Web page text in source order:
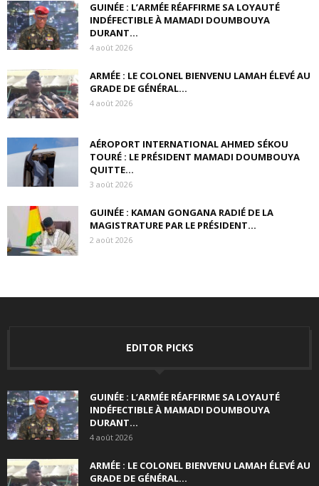
GUINÉE : L’ARMÉE RÉAFFIRME SA LOYAUTÉ
INDÉFECTIBLE À MAMADI DOUMBOUYA
DURANT...
4 août 2026
ARMÉE : LE COLONEL BIENVENU LAMAH ÉLEVÉ AU
GRADE DE GÉNÉRAL...
4 août 2026
AÉROPORT INTERNATIONAL AHMED SÉKOU
TOURÉ : LE PRÉSIDENT MAMADI DOUMBOUYA
QUITTE...
3 août 2026
GUINÉE : KAMAN GONGANA RADIÉ DE LA
MAGISTRATURE PAR LE PRÉSIDENT...
2 août 2026
EDITOR PICKS
GUINÉE : L’ARMÉE RÉAFFIRME SA LOYAUTÉ
INDÉFECTIBLE À MAMADI DOUMBOUYA
DURANT...
4 août 2026
ARMÉE : LE COLONEL BIENVENU LAMAH ÉLEVÉ AU
GRADE DE GÉNÉRAL...